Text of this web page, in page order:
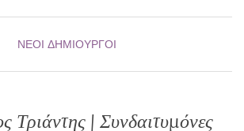
ΝΈΟΙ ΔΗΜΙΟΥΡΓΟΊ
Τριάντης | Συνδαιτυμόνες